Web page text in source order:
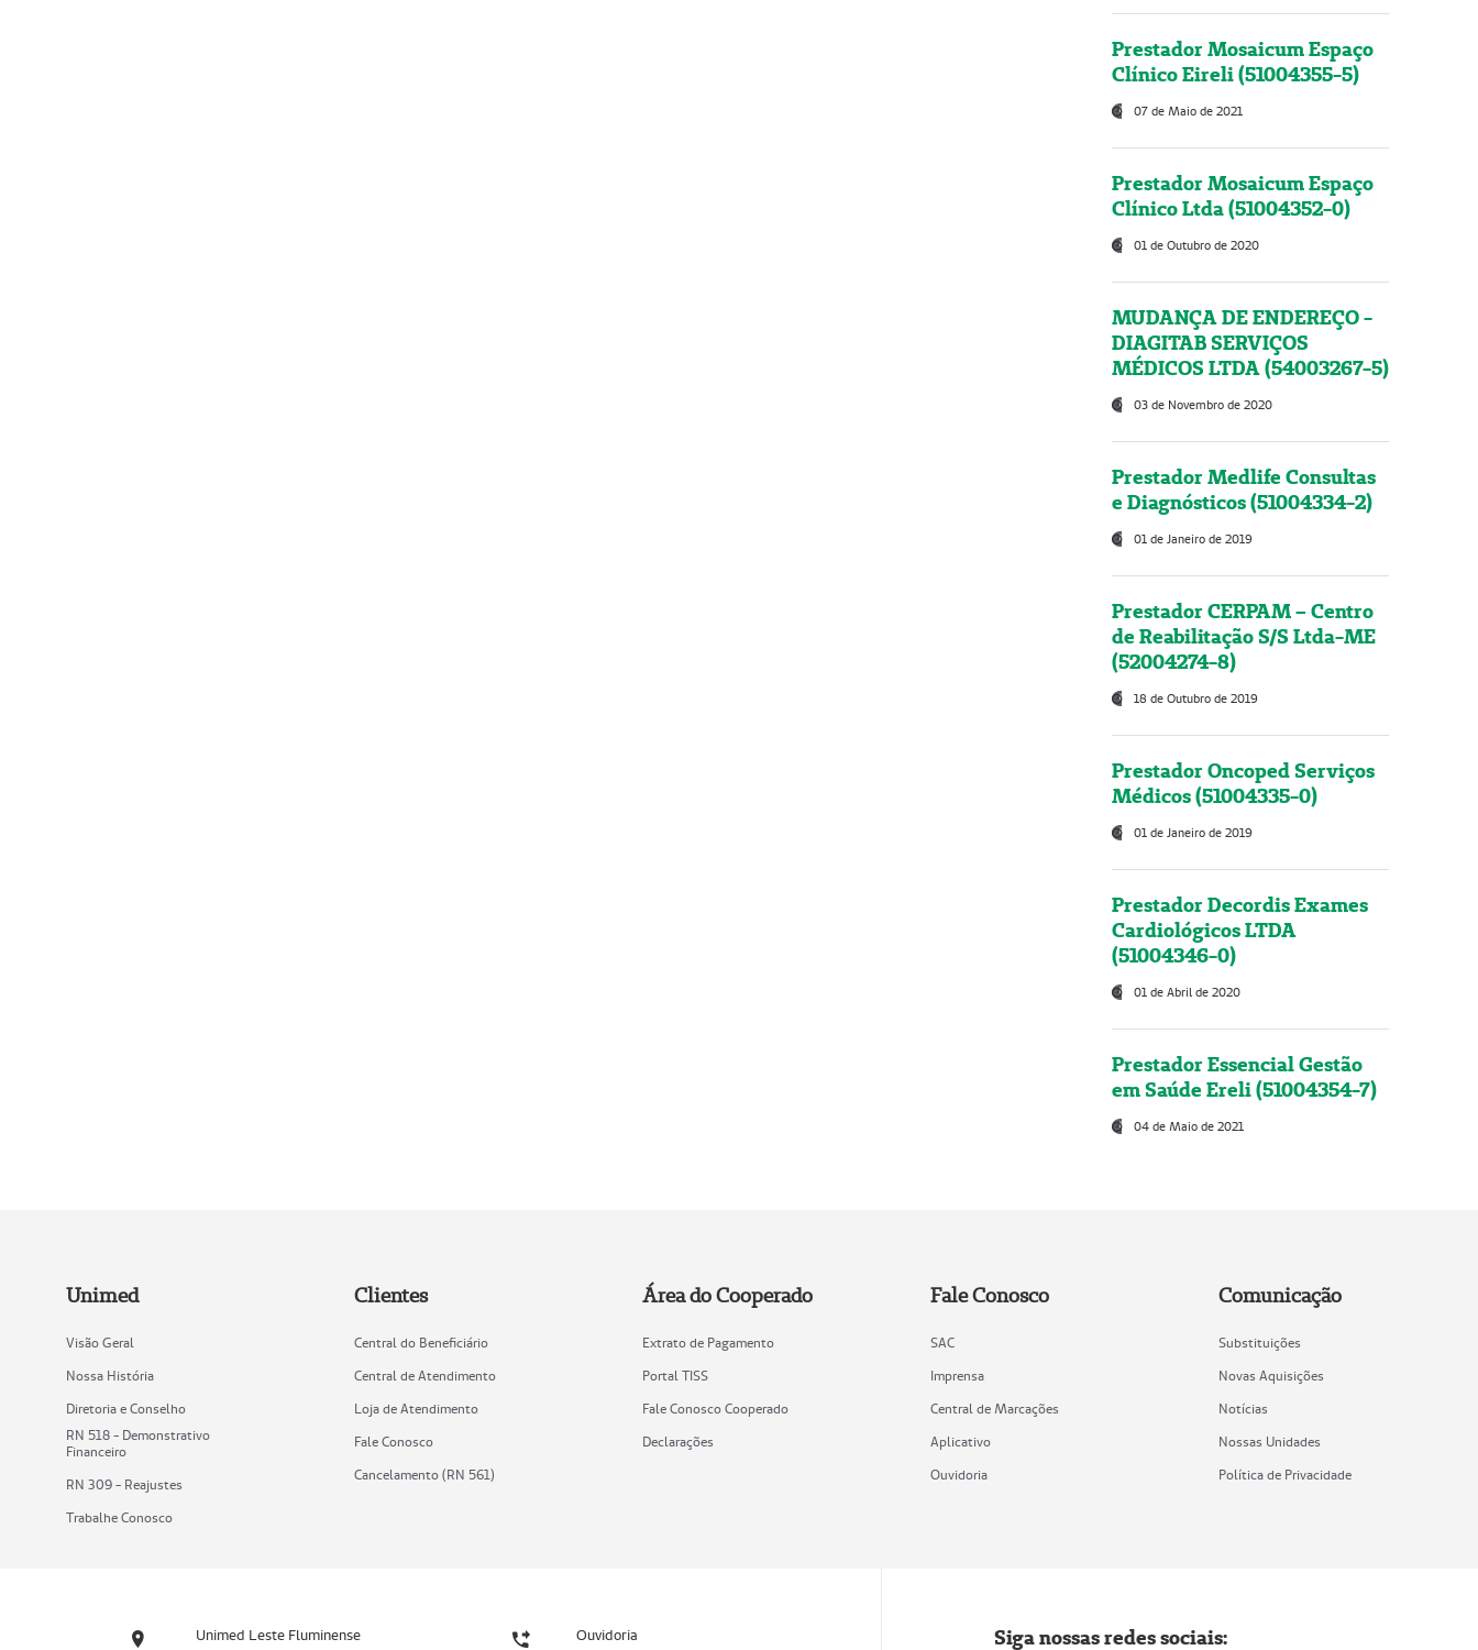
Prestador Mosaicum Espaço
Clínico Eireli (51004355-5)
07 de Maio de 2021
Prestador Mosaicum Espaço
Clínico Ltda (51004352-0)
01 de Outubro de 2020
MUDANÇA DE ENDEREÇO -
DIAGITAB SERVIÇOS
MÉDICOS LTDA (54003267-5)
03 de Novembro de 2020
Prestador Medlife Consultas
e Diagnósticos (51004334-2)
01 de Janeiro de 2019
Prestador CERPAM – Centro
de Reabilitação S/S Ltda-ME
(52004274-8)
18 de Outubro de 2019
Prestador Oncoped Serviços
Médicos (51004335-0)
01 de Janeiro de 2019
Prestador Decordis Exames
Cardiológicos LTDA
(51004346-0)
01 de Abril de 2020
Prestador Essencial Gestão
em Saúde Ereli (51004354-7)
04 de Maio de 2021
Unimed
Visão Geral
Nossa História
Diretoria e Conselho
RN 518 - Demonstrativo
Financeiro
RN 309 - Reajustes
Trabalhe Conosco
Clientes
Central do Beneficiário
Central de Atendimento
Loja de Atendimento
Fale Conosco
Cancelamento (RN 561)
Área do Cooperado
Extrato de Pagamento
Portal TISS
Fale Conosco Cooperado
Declarações
Fale Conosco
SAC
Imprensa
Central de Marcações
Aplicativo
Ouvidoria
Comunicação
Substituições
Novas Aquisições
Notícias
Nossas Unidades
Política de Privacidade
Unimed Leste Fluminense Ouvidoria Siga nossas redes sociais: